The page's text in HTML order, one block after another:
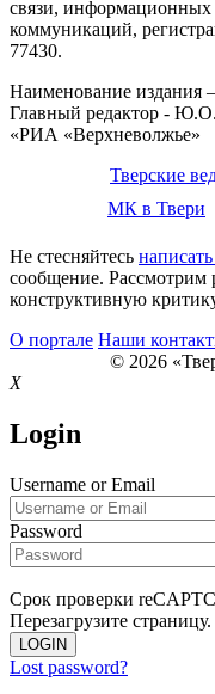
связи,
коммуникаций,
77430.
Наименование издания
Главный редактор -
«РИА «Верхневолжье»
Тверские
МК в Твери
Не стесняйтесь
сообщение. Рассмотрим
конструктивную
О портале Наши
© 2026
X
Login
Username or Email
Password
Срок проверки
Перезагрузите страницу.
LOGIN
Lost password?